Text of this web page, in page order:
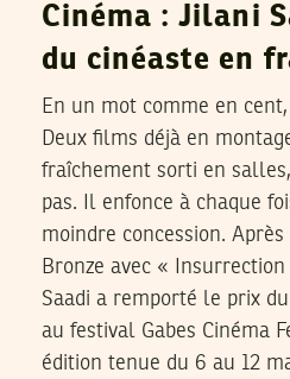
Cinéma : Jilani
du cinéaste en
En un mot comme en
Deux films déjà en
fraîchement sorti en
pas. Il enfonce à chaque
moindre concession.
Bronze avec «
Saadi a remporté le prix
au festival Gabes Cinéma
édition tenue du 6 au 12